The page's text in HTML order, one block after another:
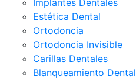
Implantes Dentales
Estética Dental
Ortodoncia
Ortodoncia Invisible
Carillas Dentales
Blanqueamiento Dental